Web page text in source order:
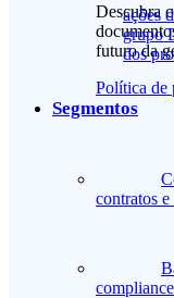
ações
grupo
dos
Descubra
futuro da
Política de
Segmentos
contratos